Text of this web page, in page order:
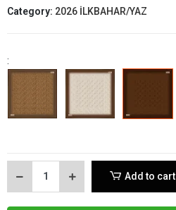
Category: 2026 İLKBAHAR/YAZ
:
Add to cart